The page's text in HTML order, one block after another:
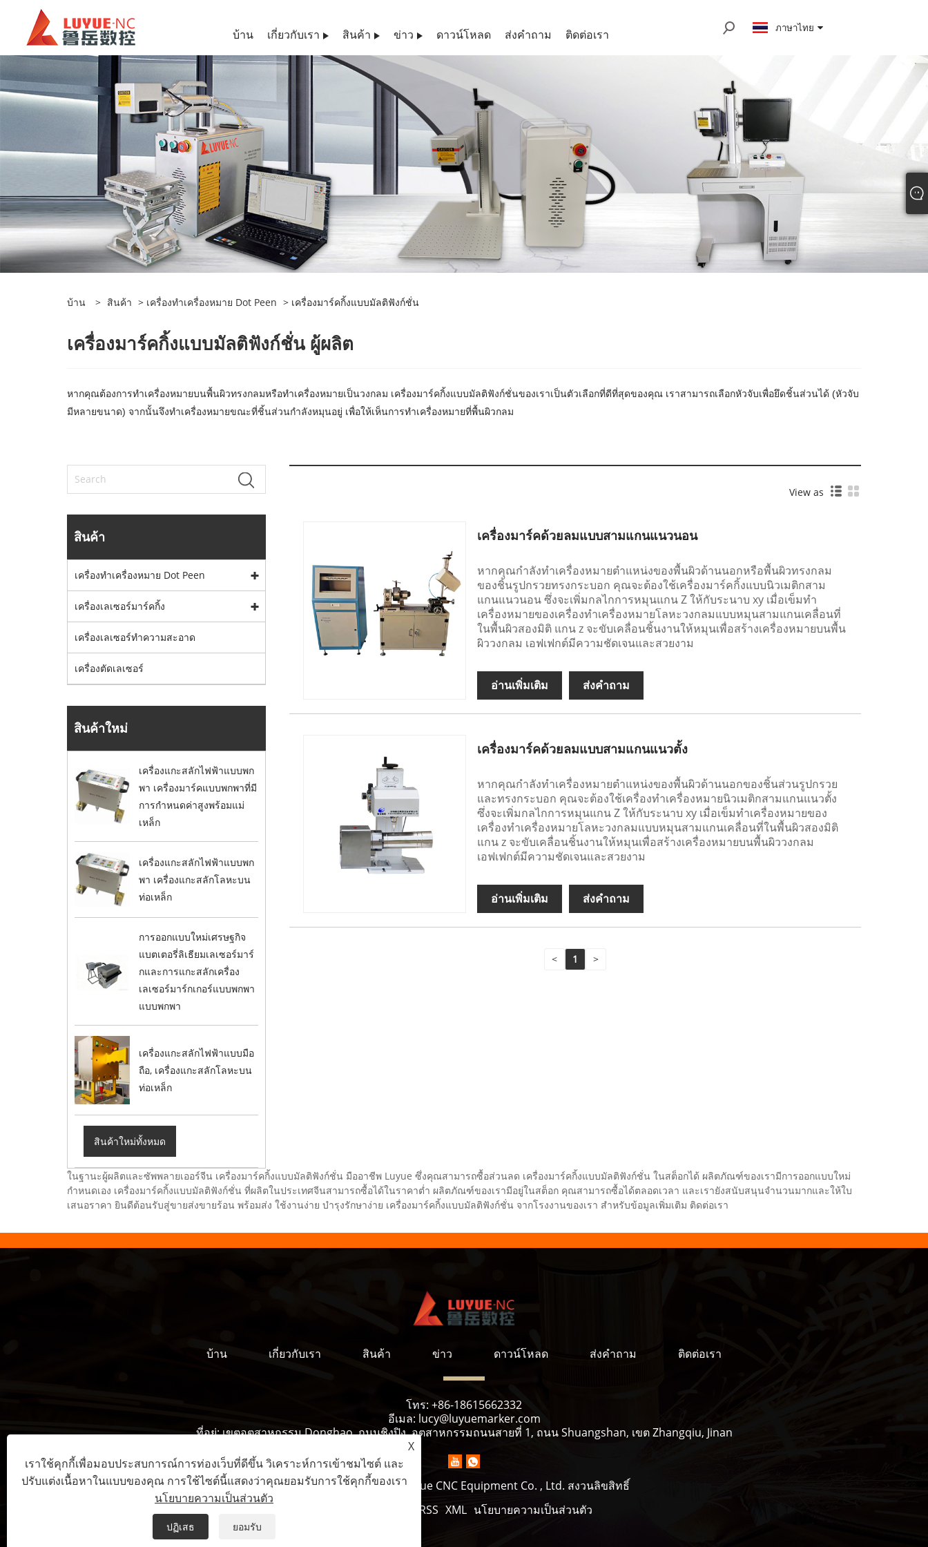
บ้าน เกี่ยวกับเรา สินค้า ข่าว ดาวน์โหลด ส่งคำถาม ติดต่อเรา ภาษาไทย
บ้าน > สินค้า > เครื่องทำเครื่องหมาย Dot Peen > เครื่องมาร์คกิ้งแบบมัลติฟังก์ชั่น
เครื่องมาร์คกิ้งแบบมัลติฟังก์ชั่น ผู้ผลิต
หากคุณต้องการทำเครื่องหมายบนพื้นผิวทรงกลมหรือทำเครื่องหมายเป็นวงกลม เครื่องมาร์คกิ้งแบบมัลติฟังก์ชั่นของเราเป็นตัวเลือกที่ดีที่สุดของคุณ เราสามารถเลือกหัวจับเพื่อยึดชิ้นส่วนได้ (หัวจับ
มีหลายขนาด) จากนั้นจึงทำเครื่องหมายขณะที่ชิ้นส่วนกำลังหมุนอยู่ เพื่อให้เห็นการทำเครื่องหมายที่พื้นผิวกลม
สินค้า
เครื่องทำเครื่องหมาย Dot Peen
เครื่องเลเซอร์มาร์คกิ้ง
เครื่องเลเซอร์ทำความสะอาด
เครื่องตัดเลเซอร์
สินค้าใหม่
เครื่องแกะสลักไฟฟ้าแบบพก
พา เครื่องมาร์คแบบพกพาที่มี
การกำหนดค่าสูงพร้อมแม่
เหล็ก
เครื่องแกะสลักไฟฟ้าแบบพก
พา เครื่องแกะสลักโลหะบน
ท่อเหล็ก
การออกแบบใหม่เศรษฐกิจ
แบตเตอรี่ลิเธียมเลเซอร์มาร์
กและการแกะสลักเครื่อง
เลเซอร์มาร์กเกอร์แบบพกพา
แบบพกพา
เครื่องแกะสลักไฟฟ้าแบบมือ
ถือ, เครื่องแกะสลักโลหะบน
ท่อเหล็ก
สินค้าใหม่ทั้งหมด
View as
เครื่องมาร์คด้วยลมแบบสามแกนแนวนอน
หากคุณกำลังทำเครื่องหมายตำแหน่งของพื้นผิวด้านนอกหรือพื้นผิวทรงกลม
ของชิ้นรูปกรวยทรงกระบอก คุณจะต้องใช้เครื่องมาร์คกิ้งแบบนิวเมติกสาม
แกนแนวนอน ซึ่งจะเพิ่มกลไกการหมุนแกน Z ให้กับระนาบ xy เมื่อเข็มทำ
เครื่องหมายของเครื่องทำเครื่องหมายโลหะวงกลมแบบหมุนสามแกนเคลื่อนที่
ในพื้นผิวสองมิติ แกน z จะขับเคลื่อนชิ้นงานให้หมุนเพื่อสร้างเครื่องหมายบนพื้น
ผิววงกลม เอฟเฟกต์มีความชัดเจนและสวยงาม
อ่านเพิ่มเติม ส่งคำถาม
เครื่องมาร์คด้วยลมแบบสามแกนแนวตั้ง
หากคุณกำลังทำเครื่องหมายตำแหน่งของพื้นผิวด้านนอกของชิ้นส่วนรูปกรวย
และทรงกระบอก คุณจะต้องใช้เครื่องทำเครื่องหมายนิวเมติกสามแกนแนวตั้ง
ซึ่งจะเพิ่มกลไกการหมุนแกน Z ให้กับระนาบ xy เมื่อเข็มทำเครื่องหมายของ
เครื่องทำเครื่องหมายโลหะวงกลมแบบหมุนสามแกนเคลื่อนที่ในพื้นผิวสองมิติ
แกน z จะขับเคลื่อนชิ้นงานให้หมุนเพื่อสร้างเครื่องหมายบนพื้นผิววงกลม
เอฟเฟกต์มีความชัดเจนและสวยงาม
อ่านเพิ่มเติม ส่งคำถาม
< 1 >
ในฐานะผู้ผลิตและซัพพลายเออร์จีน เครื่องมาร์คกิ้งแบบมัลติฟังก์ชั่น มืออาชีพ Luyue ซึ่งคุณสามารถซื้อส่วนลด เครื่องมาร์คกิ้งแบบมัลติฟังก์ชั่น ในสต็อกได้ ผลิตภัณฑ์ของเรามีการออกแบบใหม่
กำหนดเอง เครื่องมาร์คกิ้งแบบมัลติฟังก์ชั่น ที่ผลิตในประเทศจีนสามารถซื้อได้ในราคาต่ำ ผลิตภัณฑ์ของเรามีอยู่ในสต็อก คุณสามารถซื้อได้ตลอดเวลา และเรายังสนับสนุนจำนวนมากและให้ใบ
เสนอราคา ยินดีต้อนรับสู่ขายส่งขายร้อน พร้อมส่ง ใช้งานง่าย บำรุงรักษาง่าย เครื่องมาร์คกิ้งแบบมัลติฟังก์ชั่น จากโรงงานของเรา สำหรับข้อมูลเพิ่มเติม ติดต่อเรา
บ้าน เกี่ยวกับเรา สินค้า ข่าว ดาวน์โหลด ส่งคำถาม ติดต่อเรา
โทร: +86-18615662332
อีเมล: lucy@luyuemarker.com
ที่อยู่:เขตอุตสาหกรรม Donghao, ถนนชิงปิง, อุตสาหกรรมถนนสายที่ 1, ถนน Shuangshan, เขต Zhangqiu, Jinan
ลิขสิทธิ์© 2022 Jinan Luyue CNC Equipment Co. , Ltd. สงวนลิขสิทธิ์
RSS XML นโยบายความเป็นส่วนตัว
X
เราใช้คุกกี้เพื่อมอบประสบการณ์การท่องเว็บที่ดีขึ้น วิเคราะห์การเข้าชมไซต์ และ
ปรับแต่งเนื้อหาในแบบของคุณ การใช้ไซต์นี้แสดงว่าคุณยอมรับการใช้คุกกี้ของเรา
นโยบายความเป็นส่วนตัว
ปฏิเสธ ยอมรับ